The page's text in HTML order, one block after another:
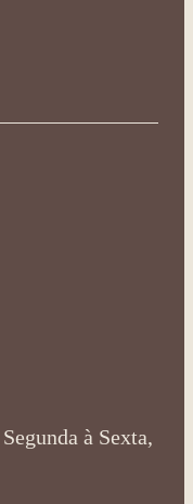
Segunda à Sexta,